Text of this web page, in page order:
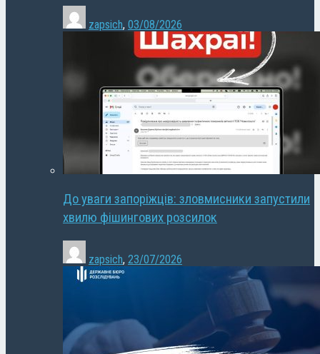
zapsich, 03/08/2026
До уваги запоріжців: зловмисники запустили
хвилю фішингових розсилок
zapsich, 23/07/2026